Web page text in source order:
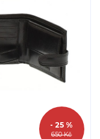
650 Kč
- 25 %